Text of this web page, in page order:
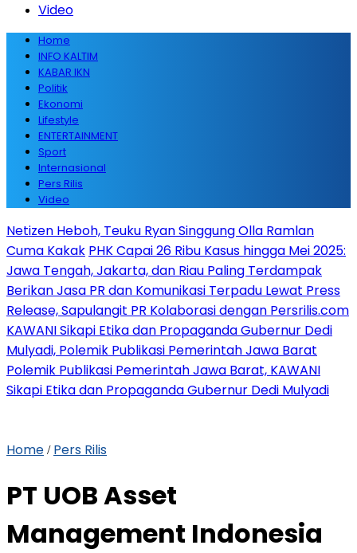
Video
Home
INFO KALTIM
KABAR IKN
Politik
Ekonomi
Lifestyle
ENTERTAINMENT
Sport
Internasional
Pers Rilis
Video
Netizen Heboh, Teuku Ryan Singgung Olla Ramlan
Cuma Kakak PHK Capai 26 Ribu Kasus hingga Mei 2025:
Jawa Tengah, Jakarta, dan Riau Paling Terdampak
Berikan Jasa PR dan Komunikasi Terpadu Lewat Press
Release, Sapulangit PR Kolaborasi dengan Persrilis.com
KAWANI Sikapi Etika dan Propaganda Gubernur Dedi
Mulyadi, Polemik Publikasi Pemerintah Jawa Barat
Polemik Publikasi Pemerintah Jawa Barat, KAWANI
Sikapi Etika dan Propaganda Gubernur Dedi Mulyadi
Home / Pers Rilis
PT UOB Asset
Management Indonesia